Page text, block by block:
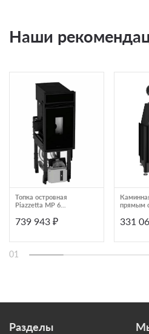
Наши
Топка островная
Piazzetta MP 6
739 943 ₽
прямым
стекла
331
01
Разделы